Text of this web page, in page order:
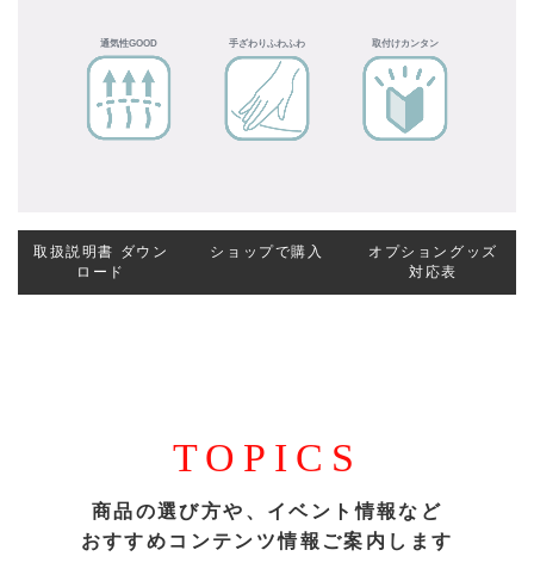
通気性GOOD 手ざわりふわふわ 取付けカンタン
取扱説明書 ダウン
ロード
ショップで購入
オプショングッズ
対応表
TOPICS
商品の選び方や、イベント情報など
おすすめコンテンツ情報ご案内します